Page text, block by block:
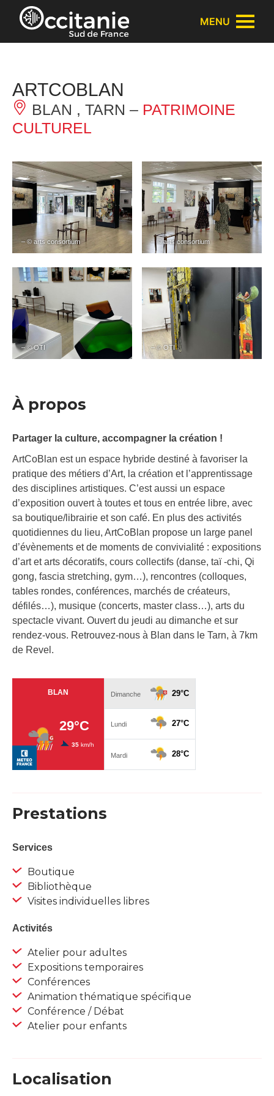
Panneau de gestion des cookies
MENU
ARTCOBLAN
BLAN , TARN – PATRIMOINE
CULTUREL
– © arts consortium – © arts consortium
– © OTI – © OTI
À propos
Partager la culture, accompagner la création !
ArtCoBlan est un espace hybride destiné à favoriser la
pratique des métiers d’Art, la création et l’apprentissage
des disciplines artistiques. C’est aussi un espace
d’exposition ouvert à toutes et tous en entrée libre, avec
sa boutique/librairie et son café. En plus des activités
quotidiennes du lieu, ArtCoBlan propose un large panel
d’évènements et de moments de convivialité : expositions
d’art et arts décoratifs, cours collectifs (danse, taï -chi, Qi
gong, fascia stretching, gym…), rencontres (colloques,
tables rondes, conférences, marchés de créateurs,
défilés…), musique (concerts, master class…), arts du
spectacle vivant. Ouvert du jeudi au dimanche et sur
rendez-vous. Retrouvez-nous à Blan dans le Tarn, à 7km
de Revel.
Prestations
Services
Boutique
Bibliothèque
Visites individuelles libres
Activités
Atelier pour adultes
Expositions temporaires
Conférences
Animation thématique spécifique
Conférence / Débat
Atelier pour enfants
Localisation